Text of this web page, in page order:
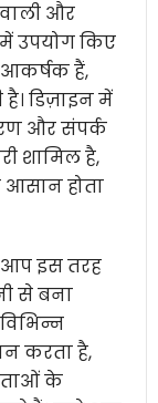
और
उपयोग किए
आकर्षक हैं,
डिज़ाइन में
और संपर्क
शामिल है,
आसान होता
इस तरह
से बना
करता है,
के